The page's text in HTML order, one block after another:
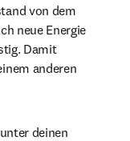
von dem
neue Energie
Damit
anderen
deinen